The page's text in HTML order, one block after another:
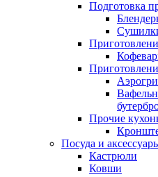
Подготовка
Прочие
Посуда и
Кастрюли
Ковши